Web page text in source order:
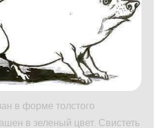
в форме толстого
в зеленый цвет. Свистеть